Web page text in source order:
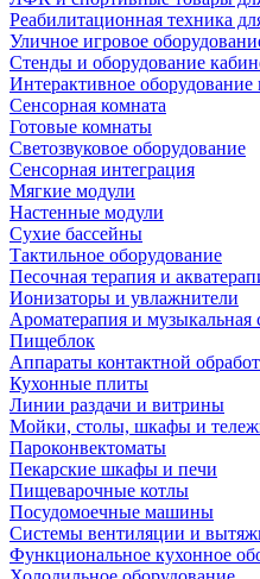
Реабилитационная техника
Уличное игровое
Стенды и оборудование
Интерактивное
Сенсорная комната
Готовые комнаты
Светозвуковое оборудование
Сенсорная интеграция
Мягкие модули
Настенные модули
Сухие бассейны
Тактильное оборудование
Песочная терапия и
Ионизаторы и увлажнители
Ароматерапия и музыкальная
Пищеблок
Аппараты контактной
Кухонные плиты
Линии раздачи и витрины
Мойки, столы, шкафы и
Пароконвектоматы
Пекарские шкафы и печи
Пищеварочные котлы
Посудомоечные машины
Системы вентиляции и
Функциональное кухонное